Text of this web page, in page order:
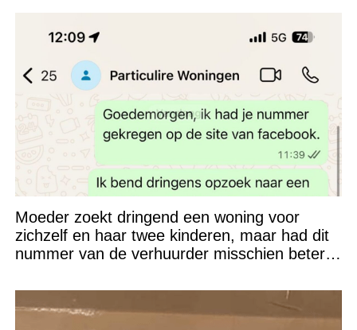
Moeder zoekt dringend een woning voor
zichzelf en haar twee kinderen, maar had dit
nummer van de verhuurder misschien beter